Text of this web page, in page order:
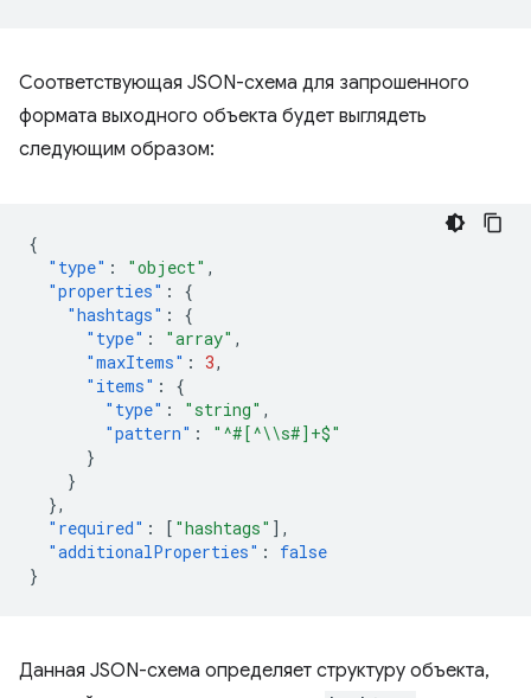
Соответствующая JSON-схема для запрошенного
формата выходного объекта будет выглядеть
следующим образом:
{
"type" : "object" ,
"properties" :
{
"hashtags" :
{
"type" : "array" ,
"maxItems" : 3,
"items" :
{
"type" : "string" ,
"pattern" :
"^#[^\\s#]+$"
}
}
},
"required" : [ "hashtags" ],
"additionalProperties" :
false
}
Данная JSON-схема определяет структуру объекта,